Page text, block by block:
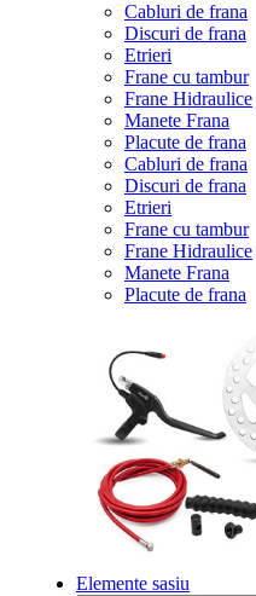
Cabluri de frana
Discuri de frana
Etrieri
Frane cu tambur
Frane Hidraulice
Manete Frana
Placute de frana
Cabluri de frana
Discuri de frana
Etrieri
Frane cu tambur
Frane Hidraulice
Manete Frana
Placute de frana
Elemente sasiu